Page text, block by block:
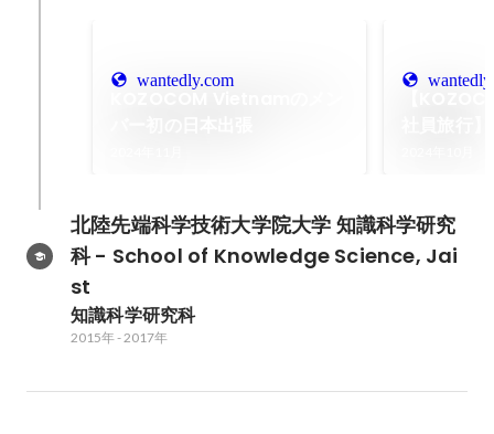
wantedly.com
北陸先端科学技術大学院大学 知識科学研究
科 - School of Knowledge Science, Jai
st
知識科学研究科
2015年- 2017年